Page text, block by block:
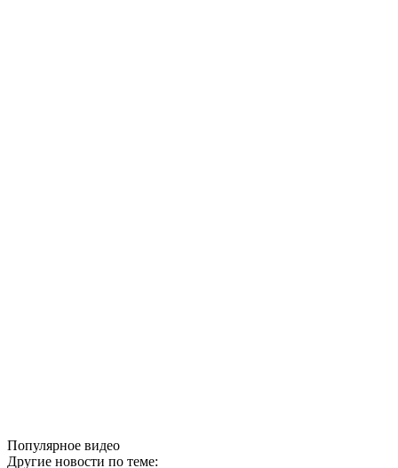
Популярное видео
Другие новости по теме: